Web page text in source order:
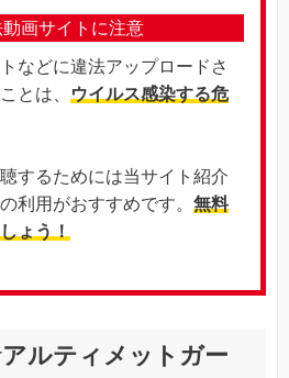
画サイトに注意
などに違法アップロードさ
とは、
ウイルス感染する危
するためには当サイト紹介
利用がおすすめです。 無料
ょう！
ルティメットガー